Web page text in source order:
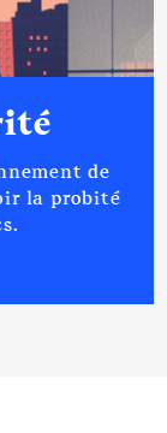
de
la probité